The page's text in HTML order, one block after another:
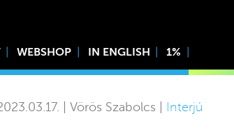
WEBSHOP IN ENGLISH 1%
| Vörös Szabolcs | Interjú